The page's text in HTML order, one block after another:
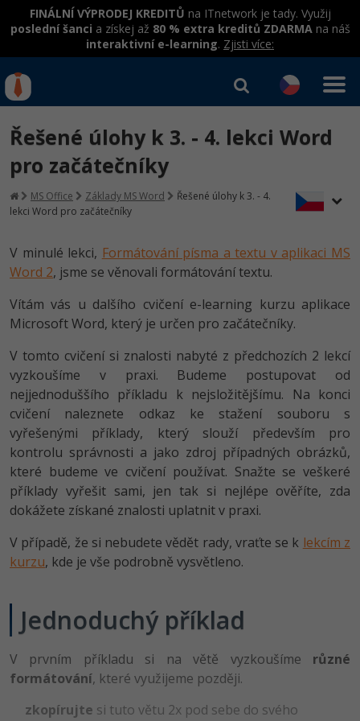
FINÁLNÍ VÝPRODEJ KREDITŮ na ITnetwork je tady. Využij
poslední šanci a získej až 80 % extra kreditů ZDARMAna náš
interaktivní e-learning. Zjisti více:
IT kurzy
Rekvalifikace a kurzy
hrazené úřadem práce
Workshopy zdarma
Datová analýza v praxi
Školení
Základy programování
Objektové programování - OOP
Umělá inteligence
HTML5, CSS3, Bootstrap, SEO
SQL a databáze
Testování a verzování
UML a návrhové vzory
React
ASP.NET MVC
Django
C# .NET
Java
PHP
JavaScript
Python
HTML / CSS
UML a návrhové vzory
MS-SQL
SQLite
Kurzy IT profesí
Junior programátor
Programátor WWW aplikací
Senior programátor
Front-end developer
Vývojář mobilních aplikací
Specialista na AI a bigdata
C# Game developer
Webdesigner
Systémový administrátor
Projektový manažer
Databázový analytik
Jak začít?
Java
-80%
Python -80%
JavaScript
PHP
C++ -80%
-80%
Kotlin -80%
SQL
Návrh SW -80%
Kurzy e-commerce
Testování softwaru
Digitální gramotnost
Marketing -30%
WordPress
SEO -30%
Business
-30%
MS Office -80%
Přihlásit se| Registrovat
Řešené úlohy k 3. - 4. lekci Word
pro začátečníky
MS Office Základy MS Word
Řešené úlohy k 3. - 4.
lekci Word pro začátečníky
V minulé lekci, Formátování písma a textu v aplikaci MS
Word 2, jsme se věnovali formátování textu.
Vítám vás u dalšího cvičení e-learning kurzu aplikace
Microsoft Word, který je určen pro začátečníky.
V tomto cvičení si znalosti nabyté z předchozích 2 lekcí
vyzkoušíme v praxi. Budeme postupovat od
nejjednoduššího příkladu k nejsložitějšímu. Na konci
cvičení naleznete odkaz ke stažení souboru s
vyřešenými příklady, který slouží především pro
kontrolu správnosti a jako zdroj případných obrázků,
které budeme ve cvičení používat. Snažte se veškeré
příklady vyřešit sami, jen tak si nejlépe ověříte, zda
dokážete získané znalosti uplatnit v praxi.
V případě, že si nebudete vědět rady, vraťte se k lekcím z
kurzu, kde je vše podrobně vysvětleno.
Jednoduchý příklad
V prvním příkladu si na větě vyzkoušíme různé
formátování, které využijeme později.
zkopírujte si tuto větu 2x pod sebe do svého